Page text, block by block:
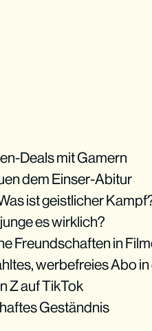
Deals mit Gamern
dem Einser-Abitur
ist geistlicher
es wirklich?
Freundschaften in
werbefreies Abo in
Z auf TikTok
Geständnis